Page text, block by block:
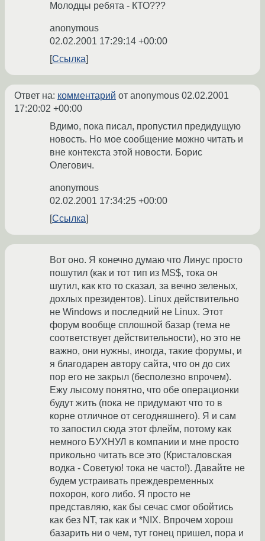
Молодцы ребята - КТО???
anonymous
02.02.2001 17:29:14 +00:00
Ссылка
Ответ на: комментарий от anonymous 02.02.2001
17:20:02 +00:00
Вдимо, пока писал, пропустил предидущую
новость. Но мое сообщение можно читать и
вне контекста этой новости. Борис
Олегович.
anonymous
02.02.2001 17:34:25 +00:00
Ссылка
Вот оно. Я конечно думаю что Линус просто
пошутил (как и тот тип из MS$, тока он
шутил, как кто то сказал, за вечно зеленых,
дохлых президентов). Linux действительно
не Windows и последний не Linux. Этот
форум вообще сплошной базар (тема не
соответствует действительности), но это не
важно, они нужны, иногда, такие форумы, и
я благодарен автору сайта, что он до сих
пор его не закрыл (бесполезно впрочем).
Ежу лысому понятно, что обе операционки
будут жить (пока не придумают что то в
корне отличное от сегодняшнего). Я и сам
то запостил сюда этот флейм, потому как
немного БУХНУЛ в компании и мне просто
прикольно читать все это (Кристаловская
водка - Советую! тока не часто!). Давайте не
будем устраивать преждевременных
похорон, кого либо. Я просто не
представляю, как бы сечас смог обойтись
как без NT, так как и *NIX. Впрочем хорош
базарить ни о чем, тут гонец пришел, пора и